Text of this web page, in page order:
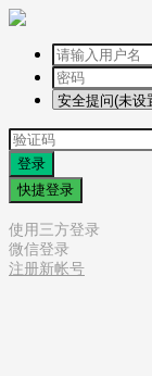
登录
快捷登录
使用三方登录
微信登录
注册新帐号